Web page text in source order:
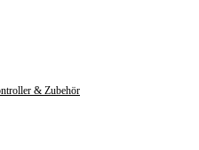
& Zubehör